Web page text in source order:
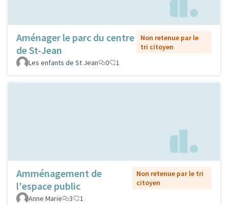
Aménager le parc du centre
de St-Jean
Non retenue par le
tri citoyen
Les enfants de St Jean
0 1
Amménagement de
l'espace public
Non retenue par le tri
citoyen
Anne Marie
3 1